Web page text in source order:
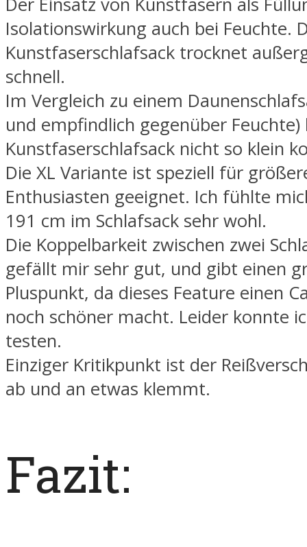
Isolationswirkung auch bei Feuchte.
Kunstfaserschlafsack trocknet
schnell.
Im Vergleich zu einem
und empfindlich gegenüber Feuchte)
Kunstfaserschlafsack nicht so klein
Die XL Variante ist speziell für
Enthusiasten geeignet. Ich fühlte
191 cm im Schlafsack sehr wohl.
Die Koppelbarkeit zwischen zwei
gefällt mir sehr gut, und gibt einen
Pluspunkt, da dieses Feature einen
noch schöner macht. Leider konnte
testen.
Einziger Kritikpunkt ist der
ab und an etwas klemmt.
Fazit: